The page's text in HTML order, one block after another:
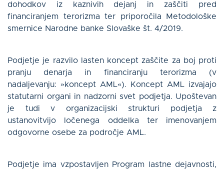
dohodkov iz kaznivih dejanj in zaščiti pred
financiranjem terorizma ter priporočila Metodološke
smernice Narodne banke Slovaške št. 4/2019.
Podjetje je razvilo lasten koncept zaščite za boj proti
pranju denarja in financiranju terorizma (v
nadaljevanju: »koncept AML«). Koncept AML izvajajo
statutarni organi in nadzorni svet podjetja. Upoštevan
je tudi v organizacijski strukturi podjetja z
ustanovitvijo ločenega oddelka ter imenovanjem
odgovorne osebe za področje AML.
Podjetje ima vzpostavljen Program lastne dejavnosti,